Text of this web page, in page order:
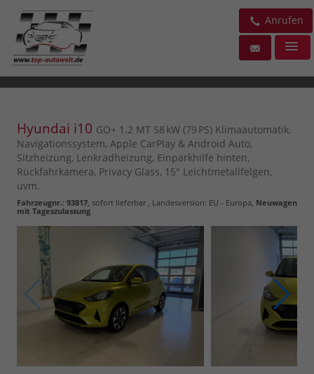
Anrufen
Hyundai i10 GO+ 1.2 MT 58 kW (79 PS) Klimaautomatik,
Navigationssystem, Apple CarPlay & Android Auto,
Sitzheizung, Lenkradheizung, Einparkhilfe hinten,
Rückfahrkamera, Privacy Glass, 15" Leichtmetallfelgen,
uvm.
Fahrzeugnr.: 93817 sofort lieferbar , Landesversion: EU - Europa, Neuwagen
mit Tageszulassung